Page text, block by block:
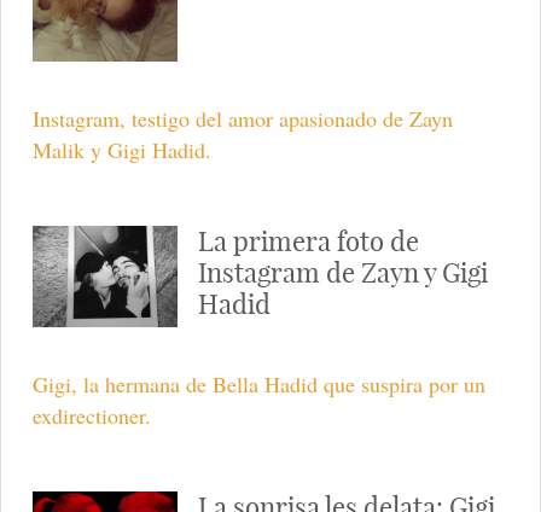
Instagram, testigo del amor apasionado de Zayn
Malik y Gigi Hadid.
La primera foto de
Instagram de Zayn y Gigi
Hadid
Gigi, la hermana de Bella Hadid que suspira por un
exdirectioner.